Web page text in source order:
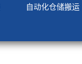
自动化仓储搬运